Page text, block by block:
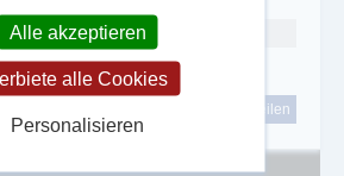
Abo kündigen
teilen
Alle akzeptieren
alle Cookies
Personalisieren